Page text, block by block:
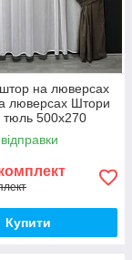
на люверсах
люверсах Штори
тюль 500х270
Колір
Купити